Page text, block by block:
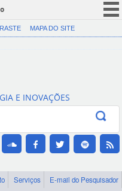
CORONAVÍRUS (COVID-19)
Canais
MAPA DO SITE
E INOVAÇÕES
Serviços
E-mail do Pesquisador